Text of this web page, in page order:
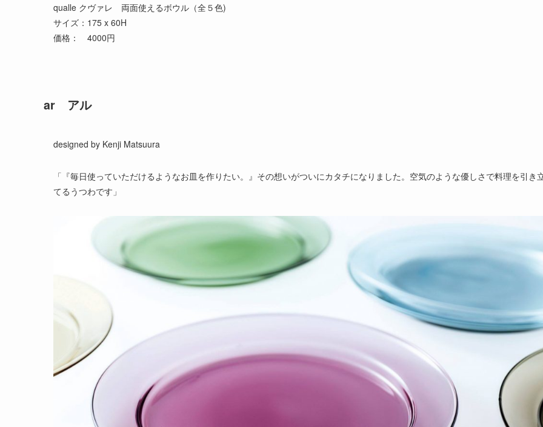
qualle クヴァレ　両面使えるボウル（全５色)
サイズ：175 x 60H
価格：　4000円
ar アル
designed by Kenji Matsuura
「『毎日使っていただけるようなお皿を作りたい。』その想いがついにカタチになりました。空気のような優しさで料理を引き
てるうつわです」